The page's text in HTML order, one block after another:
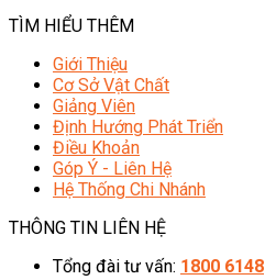
TÌM HIỂU THÊM
Giới Thiệu
Cơ Sở Vật Chất
Giảng Viên
Định Hướng Phát Triển
Điều Khoản
Góp Ý - Liên Hệ
Hệ Thống Chi Nhánh
THÔNG TIN LIÊN HỆ
Tổng đài tư vấn: 1800 6148